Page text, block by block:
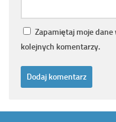
Zapamiętaj moje
kolejnych komentarzy.